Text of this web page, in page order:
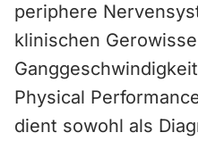
periphere
klinischen
Physical
dient sowohl als